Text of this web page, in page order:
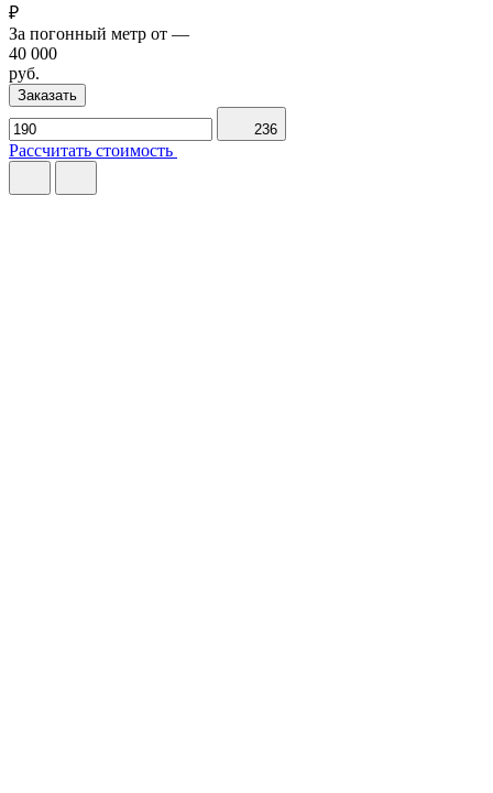
₽
За погонный метр от —
40 000
руб.
Заказать
236
Рассчитать стоимость